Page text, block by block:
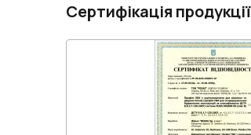
Сертифікація продукції